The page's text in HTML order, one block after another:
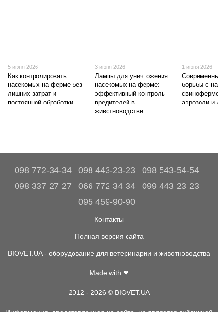
5 июня 2026
Как контролировать
насекомых на ферме без
лишних затрат и
постоянной обработки
3 июня 2026
Лампы для уничтожения
насекомых на ферме:
эффективный контроль
вредителей в
животноводстве
1 июня 2026
борьбы с
аэрозоли и
098 772-34-34 098 443-23-23
098 543-54-54
098 337-27-27
066 772-34-34
099 443-23-23
095 459-90-90
Контакты
Полная версия сайта
BIOVET.UA - оборудование для ветеринарии и животноводства
Made with ❤
2012 - 2026 © BIOVET.UA